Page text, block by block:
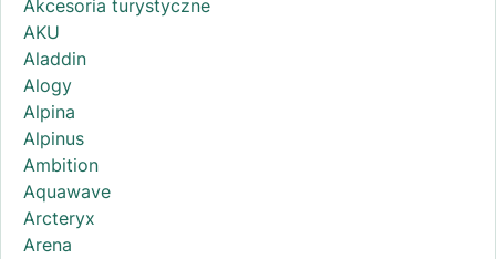
Akcesoria turystyczne
AKU
Aladdin
Alogy
Alpina
Alpinus
Ambition
Aquawave
Arcteryx
Arena